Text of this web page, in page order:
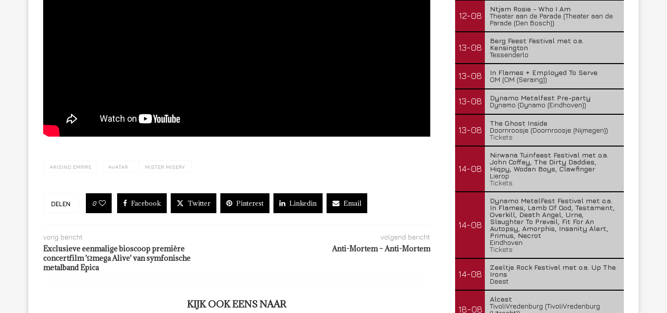
ARISING EMPIRE AVATAR MISTER MISERY
DELEN 0 Facebook Twitter Pinterest Linkedin Email
vorig bericht
Exclusieve eenmalige bioscoop première
concertfilm 'Ωmega Alive' van symfonische
metalband Epica
volgend bericht
Anti-Mortem – Anti-Mortem
KIJK OOK EENS NAAR
12-08
Ntjam Rosie - Who I Am
Theater aan de Parade (Theater aan de
Parade (Den Bosch))
13-08
Berg Feest Festival met o.a.
Kensington
Tessenderlo
13-08
In Flames + Employed To Serve
OM (OM (Seraing))
13-08
Dynamo Metalfest Pre-party
Dynamo (Dynamo (Eindhoven))
13-08
The Ghost Inside
Doornroosje (Doornroosje (Nijmegen))
Tickets
14-08
Nirwana Tuinfeest Festival met o.a.
John Coffey, The Dirty Daddies,
Hiqpy, Wodan Boys, Clawfinger
Lierop
Tickets
14-08
Dynamo MetalFest Festival met o.a.
In Flames, Lamb Of God, Testament,
Overkill, Death Angel, Urne,
Slaughter To Prevail, Fit For An
Autopsy, Amorphis, Insanity Alert,
Primus, Necrot
Eindhoven
Tickets
14-08
Zeeltje Rock Festival met o.a. Up The
Irons
Deest
18-08
Alcest
TivoliVredenburg (TivoliVredenburg